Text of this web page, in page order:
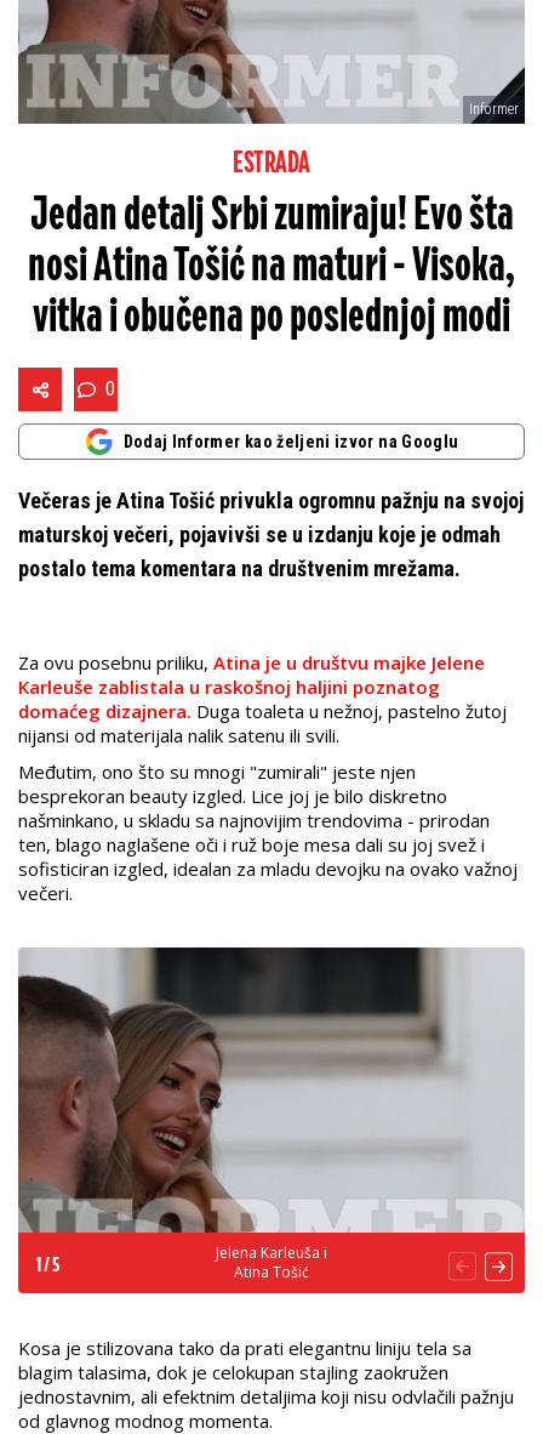
Informer
ESTRADA
Jedan detalj Srbi zumiraju! Evo šta
nosi Atina Tošić na maturi - Visoka,
vitka i obučena po poslednjoj modi
0
Dodaj Informer kao željeni izvor na Googlu
Večeras je Atina Tošić privukla ogromnu pažnju na svojoj
maturskoj večeri, pojavivši se u izdanju koje je odmah
postalo tema komentara na društvenim mrežama.
Za ovu posebnu priliku, Atina je u društvu majke Jelene
Karleuše zablistala u raskošnoj haljini poznatog
domaćeg dizajnera. Duga toaleta u nežnoj, pastelno žutoj
nijansi od materijala nalik satenu ili svili.
Međutim, ono što su mnogi "zumirali" jeste njen
besprekoran beauty izgled. Lice joj je bilo diskretno
našminkano, u skladu sa najnovijim trendovima - prirodan
ten, blago naglašene oči i ruž boje mesa dali su joj svež i
sofisticiran izgled, idealan za mladu devojku na ovako važnoj
večeri.
Jelena Karleuša i
Atina Tošić
1 /5
Kosa je stilizovana tako da prati elegantnu liniju tela sa
blagim talasima, dok je celokupan stajling zaokružen
jednostavnim, ali efektnim detaljima koji nisu odvlačili pažnju
od glavnog modnog momenta.